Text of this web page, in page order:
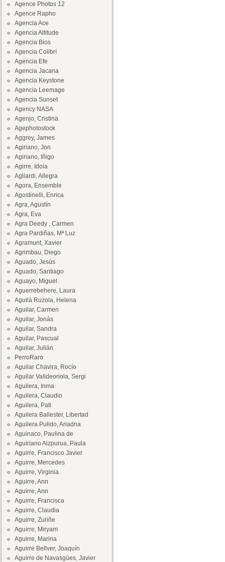
Agence Photos 12
Agence Rapho
Agencia Ace
Agencia Altitude
Agencia Bios
Agencia Colibrí
Agencia Efe
Agencia Jacana
Agencia Keystone
Agencia Leemage
Agencia Sunset
Agency NASA
Agenjo, Cristina
Agephotostock
Aggrey, James
Agiriano, Jon
Agiriano, Iñigo
Agirre, Idoia
Agliardi, Allegra
Agora, Ensemble
Agostinelli, Enrica
Agra, Agustín
Agra, Eva
Agra Deedy , Carmen
Agra Pardiñas, Mª Luz
Agramunt, Xavier
Agrimbau, Diego
Aguado, Jesús
Aguado, Santiago
Aguayo, Miguel
Aguerrebehere, Laura
Aguilà Ruzola, Helena
Aguilar, Carmen
Aguilar, Jonás
Aguilar, Sandra
Aguilar, Pascual
Aguilar, Julián
PerroRaro
Aguilar Chavira, Rocío
Aguilar Valldeoriola, Sergi
Aguilera, Inma
Aguilera, Claudio
Aguilera, Pati
Aguilera Ballester, Libertad
Aguilera Pulido, Ariadna
Aguinaco, Paulina de
Aguiriano Aizpurua, Paula
Aguirre, Francisco Javier
Aguirre, Mercedes
Aguirre, Virginia
Aguirre, Ann
Aguirre, Ann
Aguirre, Francisca
Aguirre, Claudia
Aguirre, Zuriñe
Aguirre, Miryam
Aguirre, Marina
Aguirre Bellver, Joaquín
Aguirre de Navasgües, Javier